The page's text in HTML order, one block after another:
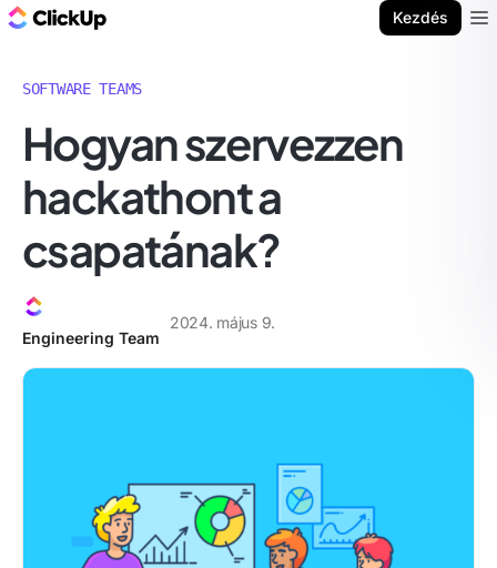
Kezdés
SOFTWARE TEAMS
Hogyan szervezzen
hackathont a
csapatának?
Engineering Team
2024. május 9.